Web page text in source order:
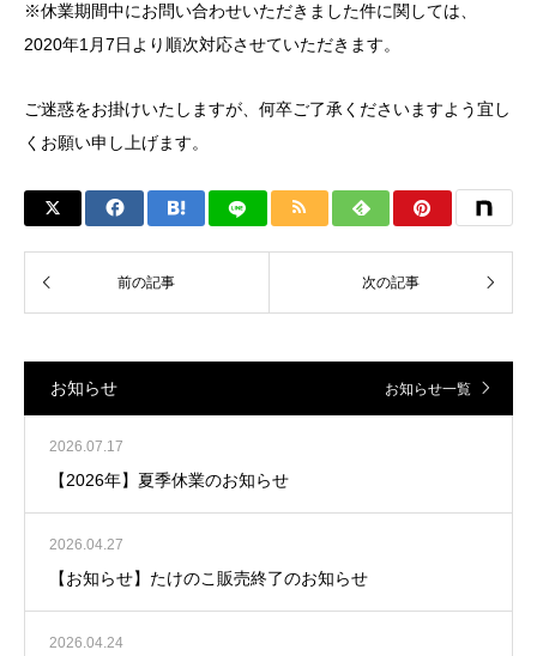
※休業期間中にお問い合わせいただきました件に関しては、
2020年1月7日より順次対応させていただきます。
ご迷惑をお掛けいたしますが、何卒ご了承くださいますよう宜し
くお願い申し上げます。
お知らせ お知らせ一覧
2026.07.17
【2026年】夏季休業のお知らせ
2026.04.27
【お知らせ】たけのこ販売終了のお知らせ
2026.04.24